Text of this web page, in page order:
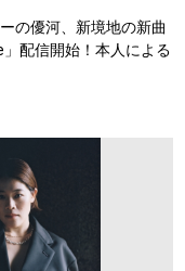
の優河、新境地の新曲
」配信開始！本人による